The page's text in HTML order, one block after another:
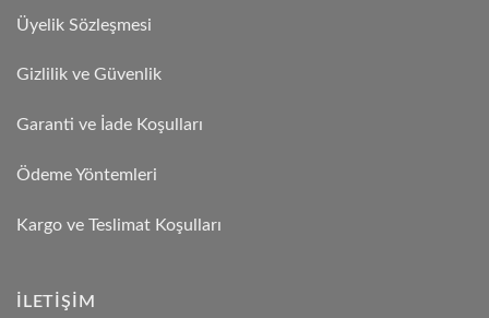
Üyelik Sözleşmesi
Gizlilik ve Güvenlik
Garanti ve İade Koşulları
Ödeme Yöntemleri
Kargo ve Teslimat Koşulları
İLETIŞIM